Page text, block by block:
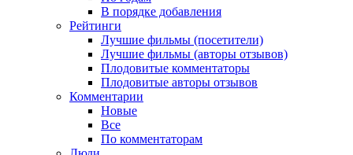
В порядке добавления
Рейтинги
Лучшие фильмы (посетители)
Лучшие фильмы (авторы отзывов)
Плодовитые комментаторы
Плодовитые авторы отзывов
Комментарии
Новые
Все
По комментаторам